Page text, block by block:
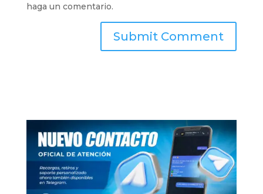
haga un comentario.